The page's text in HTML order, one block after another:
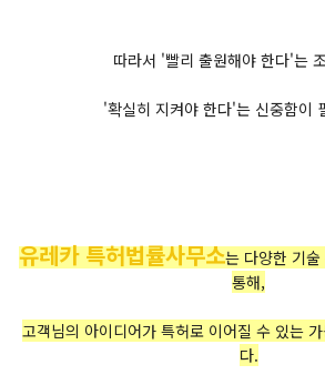
따라서 '빨리 출원해야 한다'는
'확실히 지켜야 한다'는 신중함이
유레카 특허법률사무소는 다양한 기
통해,
고객님의 아이디어가 특허로 이어질 수 있는
다.